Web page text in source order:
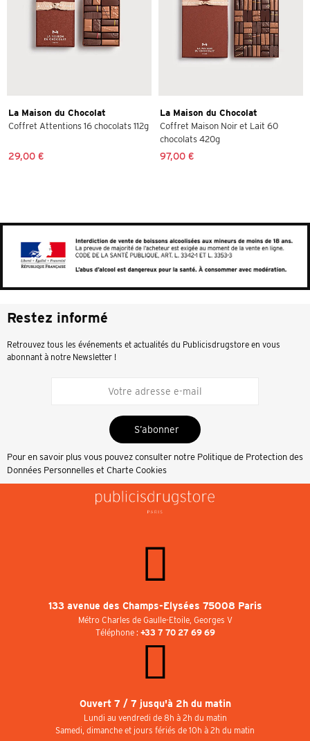
La Maison du Chocolat
Coffret Attentions 16 chocolats 112g
29,00 €
La Maison du Chocolat
Coffret Maison Noir et Lait 60
chocolats 420g
97,00 €
Restez informé
Retrouvez tous les événements et actualités du Publicisdrugstore en vous
abonnant à notre Newsletter !
S’abonner
Pour en savoir plus vous pouvez consulter notre Politique de Protection des
Données Personnelles et Charte Cookies
133 avenue des Champs-Elysées 75008 Paris
Métro Charles de Gaulle-Etoile, Georges V
Téléphone : +33 7 70 27 69 69
Ouvert 7 / 7 jusqu'à 2h du matin
Lundi au vendredi de 8h à 2h du matin
Samedi, dimanche et jours fériés de 10h à 2h du matin